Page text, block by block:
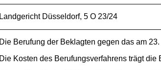
Landgericht Düsseldorf, 5 O 23/24
Die Berufung der Beklagten gegen das am
Die Kosten des Berufungsverfahrens trägt die